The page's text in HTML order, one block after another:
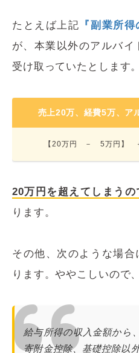
たとえば上記 『副業所得
が、本業以外のアルバ
受け取っていたとします。
売上20万、経費5万、ア
【20万円 － 5万円】
20万円を超えてしまう
ります。
その他、次のような場
ります。ややこしいので
給与所得の収入金額から
寄附金控除、基礎控除以